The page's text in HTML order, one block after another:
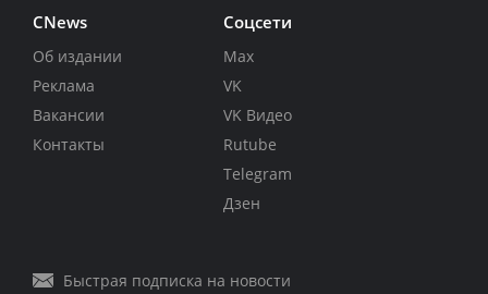
CNews
Об издании
Реклама
Вакансии
Контакты
Соцсети
Max
VK
VK Видео
Rutube
Telegram
Дзен
Быстрая подписка на новости